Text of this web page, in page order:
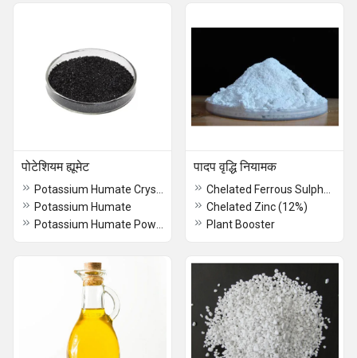
पोटेशियम ह्यूमेट
Potassium Humate
पादप वृद्धि नियामक
Chelated Zinc (12%)
Plant Booster